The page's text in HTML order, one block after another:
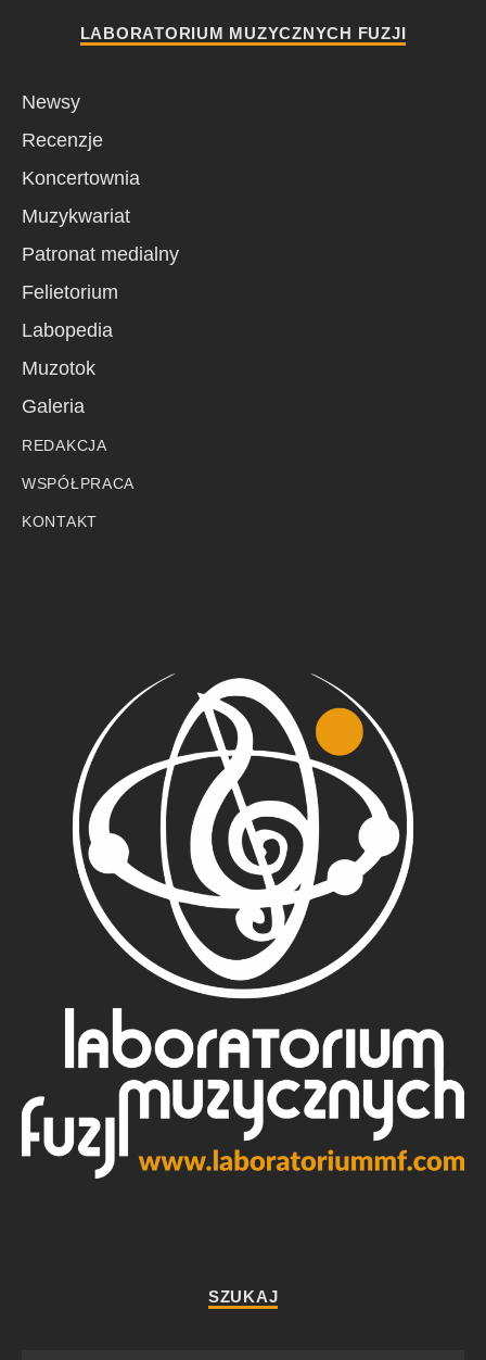
LABORATORIUM MUZYCZNYCH FUZJI
Newsy
Recenzje
Koncertownia
Muzykwariat
Patronat medialny
Felietorium
Labopedia
Muzotok
Galeria
REDAKCJA
WSPÓŁPRACA
KONTAKT
SZUKAJ